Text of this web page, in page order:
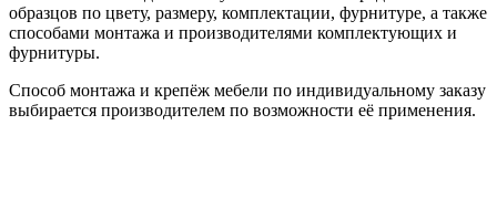
образцов по цвету, размеру, комплектации, фурнитуре, а также
способами монтажа и производителями комплектующих и
фурнитуры.
Способ монтажа и крепёж мебели по индивидуальному заказу
выбирается производителем по возможности её применения.